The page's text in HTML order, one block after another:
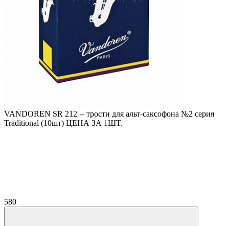
VANDOREN SR 212 -- трости для альт-саксофона №2 серия
Traditional (10шт) ЦЕНА ЗА 1ШТ.
580